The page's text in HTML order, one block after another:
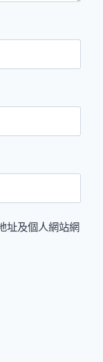
址及個人網站網